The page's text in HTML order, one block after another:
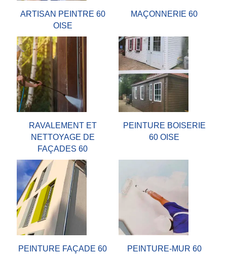
ARTISAN PEINTRE 60
OISE
MAÇONNERIE 60
RAVALEMENT ET
NETTOYAGE DE
FAÇADES 60
PEINTURE BOISERIE
60 OISE
PEINTURE FAÇADE 60
PEINTURE-MUR 60